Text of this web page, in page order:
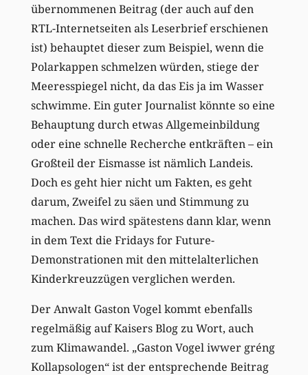
übernommenen Beitrag (der auch auf den
RTL-Internetseiten als Leserbrief erschienen
ist) behauptet dieser zum Beispiel, wenn die
Polarkappen schmelzen würden, stiege der
Meeresspiegel nicht, da das Eis ja im Wasser
schwimme. Ein guter Journalist könnte so eine
Behauptung durch etwas Allgemeinbildung
oder eine schnelle Recherche entkräften – ein
Großteil der Eismasse ist nämlich Landeis.
Doch es geht hier nicht um Fakten, es geht
darum, Zweifel zu säen und Stimmung zu
machen. Das wird spätestens dann klar, wenn
in dem Text die Fridays for Future-
Demonstrationen mit den mittelalterlichen
Kinderkreuzzügen verglichen werden.
Der Anwalt Gaston Vogel kommt ebenfalls
regelmäßig auf Kaisers Blog zu Wort, auch
zum Klimawandel. „Gaston Vogel iwwer gréng
Kollapsologen“ ist der entsprechende Beitrag